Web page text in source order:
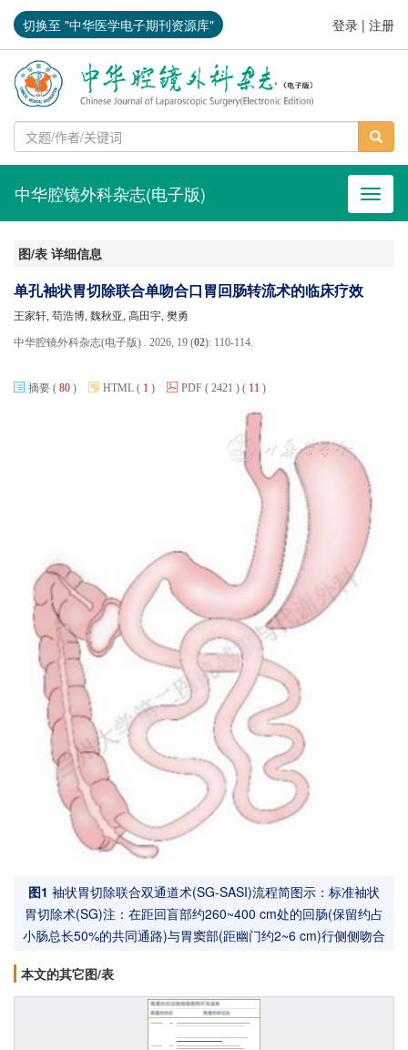
切换至 "中华医学电子期刊资源库" 登录 | 注册
导航
中华腔镜外科杂志(电子版)
图/表 详细信息
单孔袖状胃切除联合单吻合口胃回肠转流术的临床疗效
王家轩, 苟浩博, 魏秋亚, 高田宇, 樊勇
中华腔镜外科杂志(电子版) . 2026, 19 (02): 110-114.
摘要 ( 80 ) HTML ( 1 ) PDF ( 2421 ) ( 11 )
图1 袖状胃切除联合双通道术(SG-SASI)流程简图示：标准袖状
胃切除术(SG)注：在距回盲部约260~400 cm处的回肠(保留约占
小肠总长50%的共同通路)与胃窦部(距幽门约2~6 cm)行侧侧吻合
本文的其它图/表